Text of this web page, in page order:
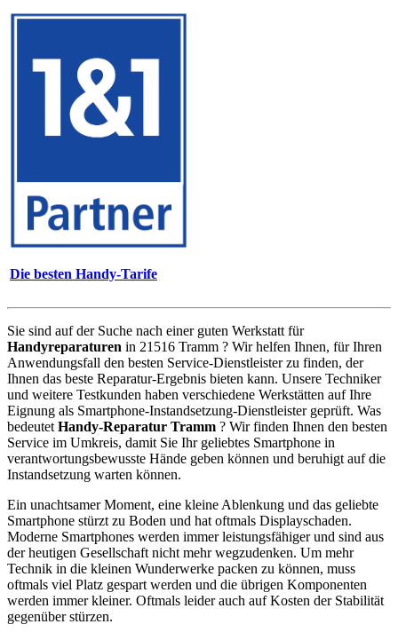
Die besten Handy-Tarife
Sie sind auf der Suche nach einer guten Werkstatt für
Handyreparaturen in 21516 Tramm ? Wir helfen Ihnen, für Ihren
Anwendungsfall den besten Service-Dienstleister zu finden, der
Ihnen das beste Reparatur-Ergebnis bieten kann. Unsere Techniker
und weitere Testkunden haben verschiedene Werkstätten auf Ihre
Eignung als Smartphone-Instandsetzung-Dienstleister geprüft. Was
bedeutet Handy-Reparatur Tramm ? Wir finden Ihnen den besten
Service im Umkreis, damit Sie Ihr geliebtes Smartphone in
verantwortungsbewusste Hände geben können und beruhigt auf die
Instandsetzung warten können.
Ein unachtsamer Moment, eine kleine Ablenkung und das geliebte
Smartphone stürzt zu Boden und hat oftmals Displayschaden.
Moderne Smartphones werden immer leistungsfähiger und sind aus
der heutigen Gesellschaft nicht mehr wegzudenken. Um mehr
Technik in die kleinen Wunderwerke packen zu können, muss
oftmals viel Platz gespart werden und die übrigen Komponenten
werden immer kleiner. Oftmals leider auch auf Kosten der Stabilität
gegenüber stürzen.